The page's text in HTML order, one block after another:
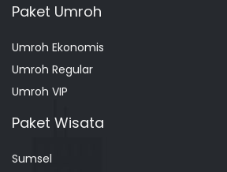
Paket Umroh
Umroh Ekonomis
Umroh Regular
Umroh VIP
Paket Wisata
Sumsel